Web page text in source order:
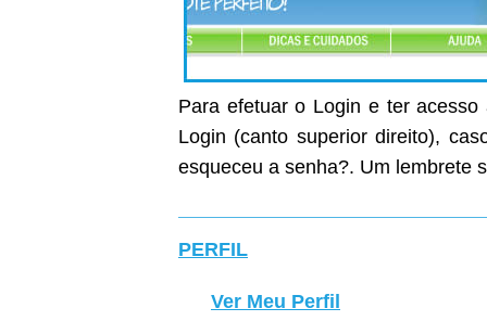
Para efetuar o Login e ter
Login (canto superior direito),
esqueceu a senha?. Um
PERFIL
Ver Meu Perfil